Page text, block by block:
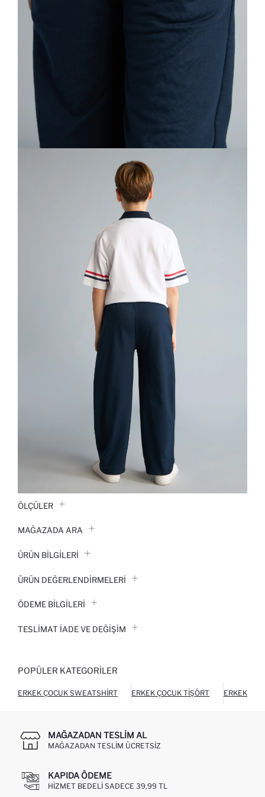
ÖLÇÜLER
MAĞAZADA ARA
ÜRÜN BILGILERI
ÜRÜN DEĞERLENDİRMELERİ
ÖDEME BİLGİLERİ
TESLIMAT İADE VE DEĞIŞIM
POPÜLER KATEGORILER
ERKEK ÇOCUK SWEATSHIRT ERKEK ÇOCUK TIŞÖRT ERKEK
MAĞAZADAN TESLIM AL
MAĞAZADAN TESLIM ÜCRETSIZ
KAPIDA ÖDEME
HIZMET BEDELI SADECE 39,99 TL